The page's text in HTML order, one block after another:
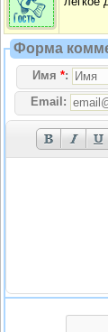
Форма
Имя *:
Email: